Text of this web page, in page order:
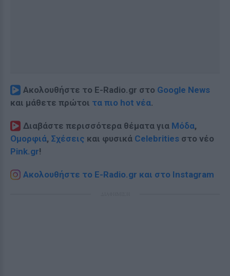
Ακολουθήστε το E-Radio.gr στο Google News
και μάθετε πρώτοι τα πιο hot νέα.
Διαβάστε περισσότερα θέματα για Μόδα,
Ομορφιά, Σχέσεις και φυσικά Celebrities στο νέο
Pink.gr!
Ακολουθήστε το E-Radio.gr και στο Instagram